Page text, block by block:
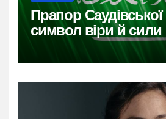
Прапор Саудівської
символ віри й сили